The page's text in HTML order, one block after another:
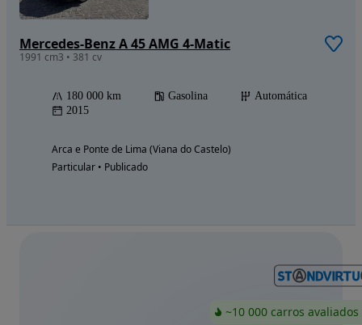
Mercedes-Benz A 45 AMG 4-Matic
1991 cm3 • 381 cv
180 000 km Gasolina
Automática
2015
Arca e Ponte de Lima (Viana do Castelo)
Particular • Publicado
~10 000 carros